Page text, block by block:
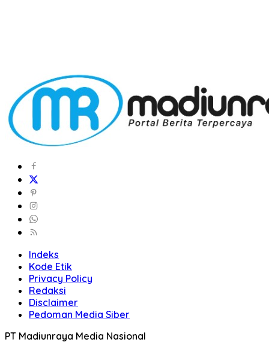
Indeks
Kode Etik
Privacy Policy
Redaksi
Disclaimer
Pedoman Media Siber
PT Madiunraya Media Nasional